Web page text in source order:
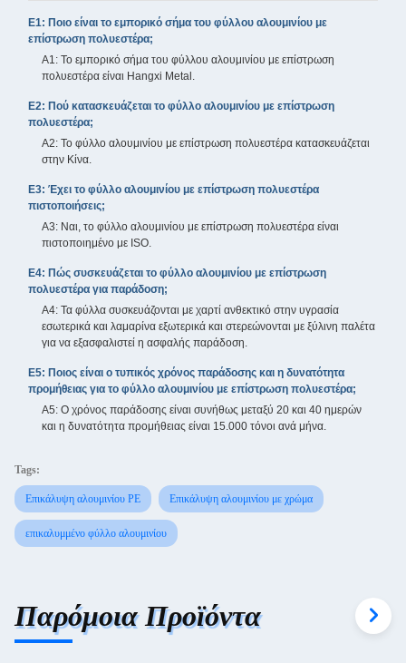
Ε1: Ποιο είναι το εμπορικό σήμα του φύλλου αλουμινίου με
επίστρωση πολυεστέρα;
Α1: Το εμπορικό σήμα του φύλλου αλουμινίου με επίστρωση
πολυεστέρα είναι Hangxi Metal.
Ε2: Πού κατασκευάζεται το φύλλο αλουμινίου με επίστρωση
πολυεστέρα;
Α2: Το φύλλο αλουμινίου με επίστρωση πολυεστέρα κατασκευάζεται
στην Κίνα.
Ε3: Έχει το φύλλο αλουμινίου με επίστρωση πολυεστέρα
πιστοποιήσεις;
Α3: Ναι, το φύλλο αλουμινίου με επίστρωση πολυεστέρα είναι
πιστοποιημένο με ISO.
Ε4: Πώς συσκευάζεται το φύλλο αλουμινίου με επίστρωση
πολυεστέρα για παράδοση;
Α4: Τα φύλλα συσκευάζονται με χαρτί ανθεκτικό στην υγρασία
εσωτερικά και λαμαρίνα εξωτερικά και στερεώνονται με ξύλινη παλέτα
για να εξασφαλιστεί η ασφαλής παράδοση.
Ε5: Ποιος είναι ο τυπικός χρόνος παράδοσης και η δυνατότητα
προμήθειας για το φύλλο αλουμινίου με επίστρωση πολυεστέρα;
Α5: Ο χρόνος παράδοσης είναι συνήθως μεταξύ 20 και 40 ημερών
και η δυνατότητα προμήθειας είναι 15.000 τόνοι ανά μήνα.
Tags:
Επικάλυψη αλουμινίου PE Επικάλυψη αλουμινίου με χρώμα
επικαλυμμένο φύλλο αλουμινίου
Παρόμοια Προϊόντα